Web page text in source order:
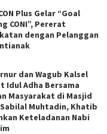
Plus Gelar “Goal
CONI”, Pererat
dengan Pelanggan
dan Wagub Kalsel
Idul Adha Bersama
Masyarakat di Masjid
Sabilal Muhtadin, Khatib
Keteladanan Nabi